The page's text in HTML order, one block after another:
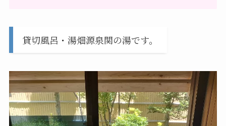
貸切風呂・湯畑源泉関の湯です。